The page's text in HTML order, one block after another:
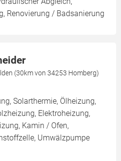
Renovierung / Badsanierung
(30km von 34253 Homberg)
Solarthermie, Ölheizung,
Elektroheizung,
Kamin / Ofen,
Umwälzpumpe